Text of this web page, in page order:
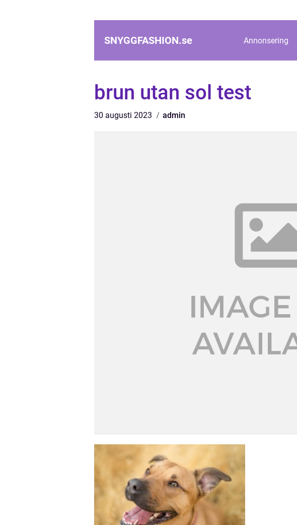
SNYGGFASHION.se Annonsering
brun utan sol test
30 augusti 2023 admin